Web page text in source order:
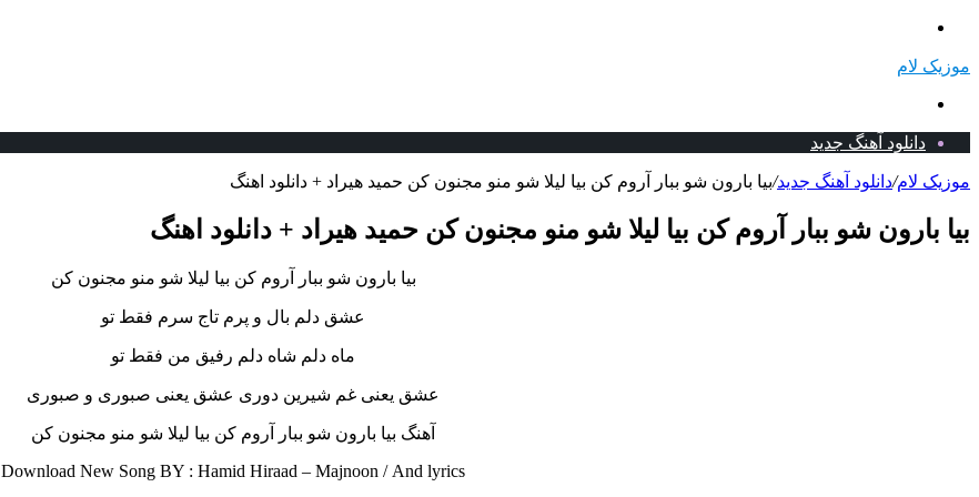
موزیک لام
دانلود آهنگ جدید
موزیک لام/دانلود آهنگ جدید/بیا بارون شو ببار آروم کن بیا لیلا شو منو مجنون کن حمید هیراد + دانلود اهنگ
بیا بارون شو ببار آروم کن بیا لیلا شو منو مجنون کن حمید هیراد + دانلود اهنگ
بیا بارون شو ببار آروم کن بیا لیلا شو منو مجنون کن
عشق دلم بال و پرم تاج سرم فقط تو
ماه دلم شاه دلم رفیق من فقط تو
عشق یعنی غم شیرین دوری عشق یعنی صبوری و صبوری
آهنگ بیا بارون شو ببار آروم کن بیا لیلا شو منو مجنون کن
Download New Song BY : Hamid Hiraad – Majnoon / And lyrics